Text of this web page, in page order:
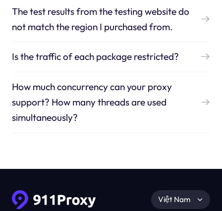
The test results from the testing website do
not match the region I purchased from.
Is the traffic of each package restricted?
How much concurrency can your proxy
support? How many threads are used
simultaneously?
Việt Nam